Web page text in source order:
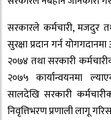
सरकारले कर्मचारी, मजदुर
सुरक्षा प्रदान गर्न
२०७४ तथा सरकारी
२०७५ कार्यान्वयनमा
सालदेखि सरकारी
निवृत्तिभरण प्रणाली लागू